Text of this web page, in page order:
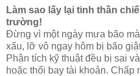
Làm sao lấy lại tinh thần
trường!
Đừng vì một ngày mưa bão
xấu, lỡ vô ngay hôm bị bão
Phân tích kỹ thuật đều bị sai
hoặc thổi bay tài khoản. Chấp